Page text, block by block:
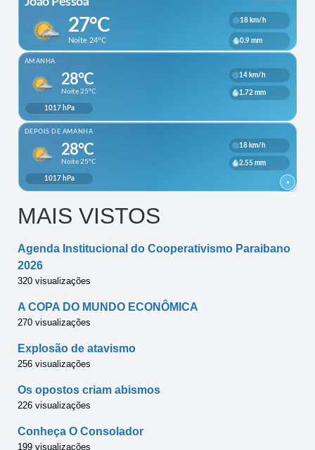
MAIS VISTOS
Agenda Institucional do Cooperativismo Paraibano
2026
320 visualizações
A COPA DO MUNDO ECONÔMICA
270 visualizações
Explosão de atavismo
256 visualizações
Os opostos criam abismos
226 visualizações
Conheça O Consolador
199 visualizações